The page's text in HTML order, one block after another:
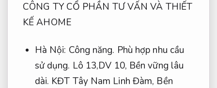
CÔNG TY CỔ PHẦN TƯ VẤN VÀ THIẾT
KẾ AHOME
Hà Nội: Công năng. Phù hợp nhu cầu
sử dụng. Lô 13,DV 10, Bền vững lâu
dài. KĐT Tây Nam Linh Đàm, Bền